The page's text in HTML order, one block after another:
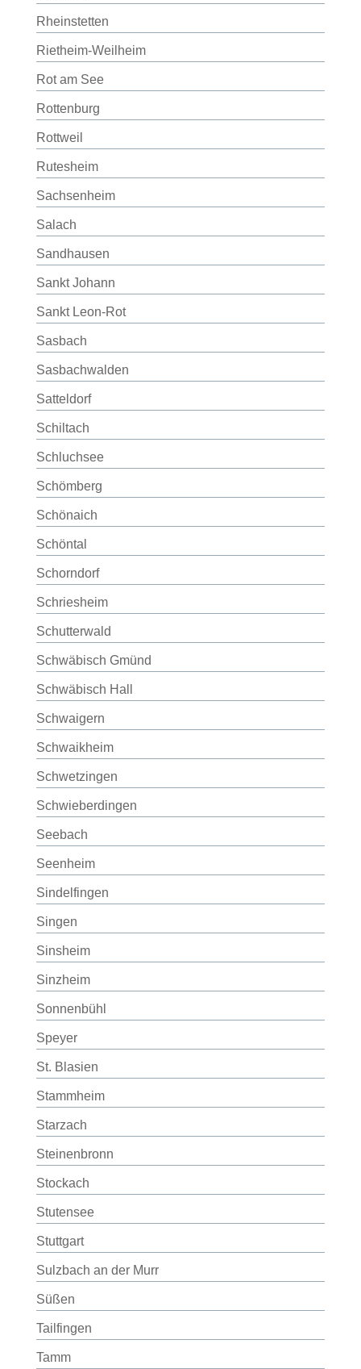
Rheinstetten
Rietheim-Weilheim
Rot am See
Rottenburg
Rottweil
Rutesheim
Sachsenheim
Salach
Sandhausen
Sankt Johann
Sankt Leon-Rot
Sasbach
Sasbachwalden
Satteldorf
Schiltach
Schluchsee
Schömberg
Schönaich
Schöntal
Schorndorf
Schriesheim
Schutterwald
Schwäbisch Gmünd
Schwäbisch Hall
Schwaigern
Schwaikheim
Schwetzingen
Schwieberdingen
Seebach
Seenheim
Sindelfingen
Singen
Sinsheim
Sinzheim
Sonnenbühl
Speyer
St. Blasien
Stammheim
Starzach
Steinenbronn
Stockach
Stutensee
Stuttgart
Sulzbach an der Murr
Süßen
Tailfingen
Tamm